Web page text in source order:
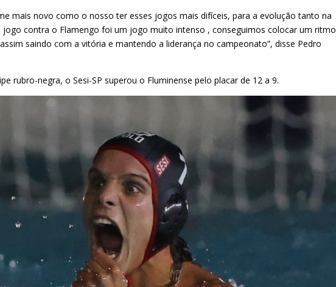
mais novo como o nosso ter esses jogos mais difíceis, para a evolução tanto na
contra o Flamengo foi um jogo muito intenso , conseguimos colocar um ritmo
saindo com a vitória e mantendo a liderança no campeonato”, disse Pedro
rubro-negra, o Sesi-SP superou o Fluminense pelo placar de 12 a 9.